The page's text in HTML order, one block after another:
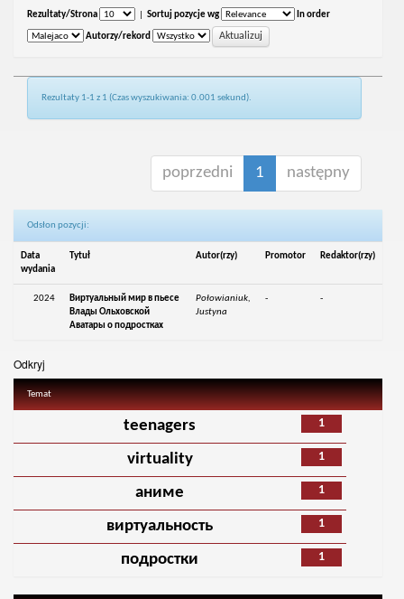
Rezultaty/Strona Sortuj pozycje wg In order
Autorzy/rekord
Rezultaty 1-1 z 1 (Czas wyszukiwania: 0.001 sekund).
poprzedni 1 następny
Odsłon pozycji:
Data
wydania
Tytuł Autor(rzy) Promotor Redaktor(rzy)
2024
Виртуальный мир в пьесе
Влады Ольховской
Аватары о подростках
Połowianiuk,
Justyna
- -
Odkryj
Temat
1
teenagers
1
virtuality
1
аниме
1
виртуальность
1
подростки